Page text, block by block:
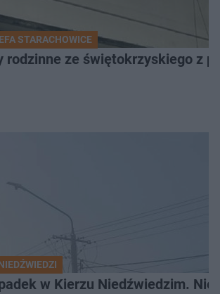
STARACHOWICE
rodzinne ze świętokrzyskiego z
w Kierzu Niedźwiedzim.